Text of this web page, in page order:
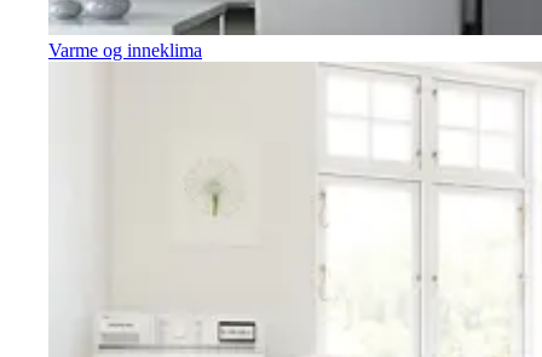
Varme og inneklima